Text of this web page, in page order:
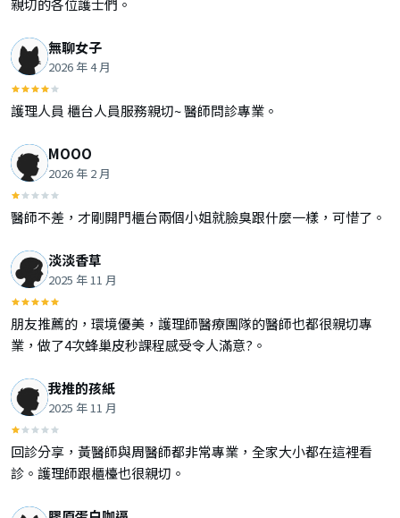
親切的各位護士們。
無聊女子
2026 年 4 月
護理人員 櫃台人員服務親切~ 醫師問診專業。
MOOO
2026 年 2 月
醫師不差，才剛開門櫃台兩個小姐就臉臭跟什麼一樣，可惜了。
淡淡香草
2025 年 11 月
朋友推薦的，環境優美，護理師醫療團隊的醫師也都很親切專
業，做了4次蜂巢皮秒課程感受令人滿意?。
我推的孩紙
2025 年 11 月
回診分享，黃醫師與周醫師都非常專業，全家大小都在這裡看
診。護理師跟櫃檯也很親切。